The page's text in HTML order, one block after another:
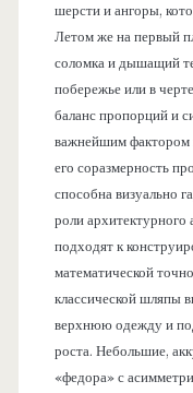
шерсти и ангоры,
Летом же на первый
соломка и дышащий
побережье или в
баланс пропорций и
важнейшим фактором
его соразмерность
способна визуально
роли архитектурного
подходят к
математической
классической шляпы
верхнюю одежду и
роста. Небольшие,
«федора» с